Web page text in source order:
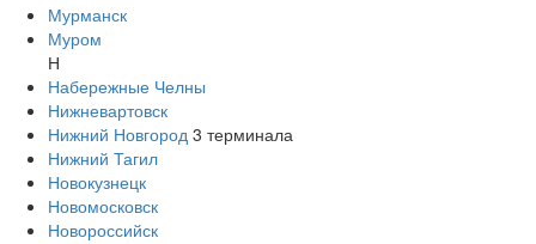
Мурманск
Муром
Н
Набережные Челны
Нижневартовск
Нижний Новгород 3 терминала
Нижний Тагил
Новокузнецк
Новомосковск
Новороссийск